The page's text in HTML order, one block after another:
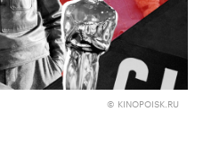
© KINOPOISK.RU